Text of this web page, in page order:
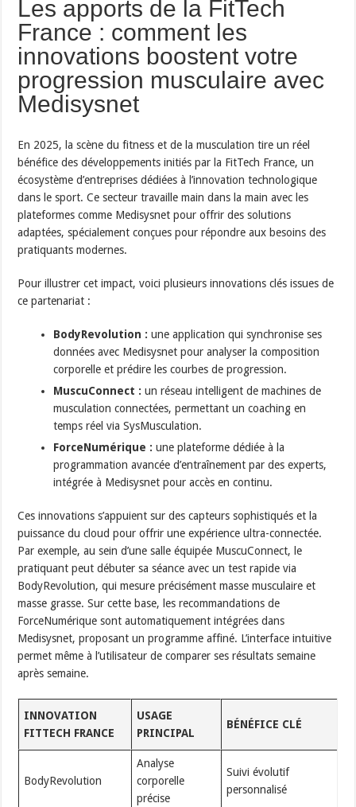
Les apports de la FitTech
France : comment les
innovations boostent votre
progression musculaire avec
Medisysnet
En 2025, la scène du fitness et de la musculation tire un réel
bénéfice des développements initiés par la FitTech France, un
écosystème d’entreprises dédiées à l’innovation technologique
dans le sport. Ce secteur travaille main dans la main avec les
plateformes comme Medisysnet pour offrir des solutions
adaptées, spécialement conçues pour répondre aux besoins des
pratiquants modernes.
Pour illustrer cet impact, voici plusieurs innovations clés issues de
ce partenariat :
BodyRevolution : une application qui synchronise ses
données avec Medisysnet pour analyser la composition
corporelle et prédire les courbes de progression.
MuscuConnect : un réseau intelligent de machines de
musculation connectées, permettant un coaching en
temps réel via SysMusculation.
ForceNumérique : une plateforme dédiée à la
programmation avancée d’entraînement par des experts,
intégrée à Medisysnet pour accès en continu.
Ces innovations s’appuient sur des capteurs sophistiqués et la
puissance du cloud pour offrir une expérience ultra-connectée.
Par exemple, au sein d’une salle équipée MuscuConnect, le
pratiquant peut débuter sa séance avec un test rapide via
BodyRevolution, qui mesure précisément masse musculaire et
masse grasse. Sur cette base, les recommandations de
ForceNumérique sont automatiquement intégrées dans
Medisysnet, proposant un programme affiné. L’interface intuitive
permet même à l’utilisateur de comparer ses résultats semaine
après semaine.
INNOVATION
FITTECH FRANCE
USAGE
PRINCIPAL
BÉNÉFICE CLÉ
BodyRevolution
Analyse
corporelle
précise
Suivi évolutif
personnalisé